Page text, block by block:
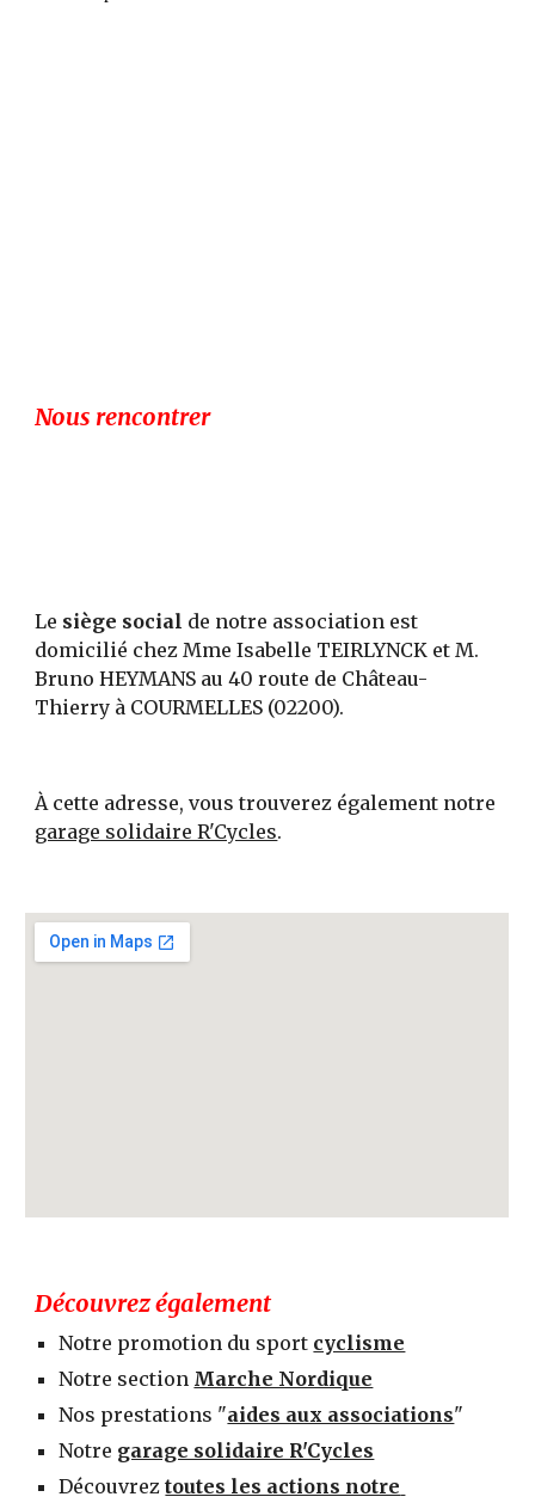
Nous rencontrer
Le siège social de notre association est
domicilié chez Mme Isabelle TEIRLYNCK et M.
Bruno HEYMANS au 40 route de Château-
Thierry à COURMELLES (02200).
garage solidaire R'Cycles.
Découvrez également
Notre promotion du sport cyclisme
Notre section Marche Nordique
Nos prestations "aides aux associations"
Notre garage solidaire R'Cycles
Découvrez toutes les actions notre